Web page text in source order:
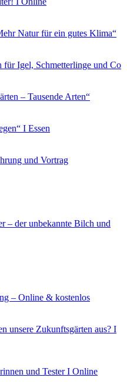
Natur für ein gutes Klima“
Igel, Schmetterlinge und Co
– Tausende Arten“
I Essen
und Vortrag
– der unbekannte Bilch und
– Online & kostenlos
unsere Zukunftsgärten aus? I
und Tester I Online